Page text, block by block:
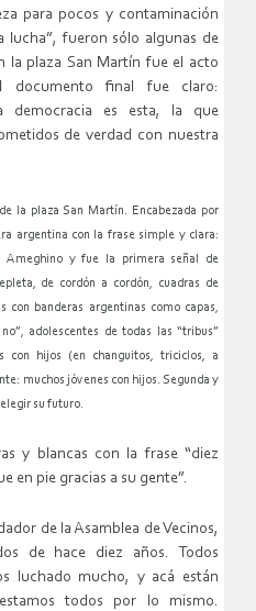
para pocos y contaminación
lucha”, fueron sólo algunas de
la plaza San Martín fue el acto
documento final fue claro:
democracia es esta, la que
de verdad con nuestra
la plaza San Martín. Encabezada por
argentina con la frase simple y clara:
Ameghino y fue la primera señal de
de cordón a cordón, cuadras de
con banderas argentinas como capas,
adolescentes de todas las “tribus”
con hijos (en changuitos, triciclos, a
muchos jóvenes con hijos. Segunda y
su futuro.
y blancas con la frase “diez
en pie gracias a su gente”.
de la Asamblea de Vecinos,
de hace diez años. Todos
luchado mucho, y acá están
todos por lo mismo.